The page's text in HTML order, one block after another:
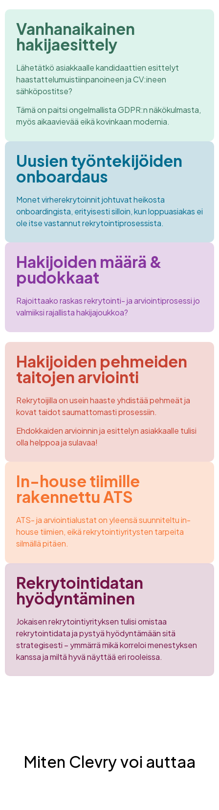
Vanhanaikainen
hakijaesittely
Lähetätkö asiakkaalle kandidaattien esittelyt
haastattelumuistiinpanoineen ja CV:ineen
sähköpostitse?
Tämä on paitsi ongelmallista GDPR:n näkökulmasta,
myös aikaavievää eikä kovinkaan modernia.​
Uusien työntekijöiden
onboardaus
Monet virherekrytoinnit johtuvat heikosta
onboardingista, erityisesti silloin, kun loppuasiakas ei
ole itse vastannut rekrytointiprosessista.
Hakijoiden määrä &
pudokkaat
Rajoittaako raskas rekrytointi- ja arviointiprosessi jo
valmiiksi ​rajallista hakijajoukkoa?
Hakijoiden pehmeiden
taitojen arviointi
Rekrytoijilla on usein haaste yhdistää pehmeät ja
kovat taidot saumattomasti prosessiin.
Ehdokkaiden arvioinnin ja esittelyn asiakkaalle tulisi
olla helppoa ja sulavaa!
In-house tiimille
rakennettu ATS
ATS- ja arviointialustat on yleensä suunniteltu in-
house tiimien, eikä rekrytointiyritysten tarpeita
silmällä pitäen.
Rekrytointidatan
hyödyntäminen
Jokaisen rekrytointiyrityksen tulisi omistaa ​
rekrytointidata ja pystyä hyödyntämään sitä
strategisesti – ymmärrä mikä korreloi menestyksen
kanssa ja miltä hyvä näyttää eri rooleissa.
Miten Clevry voi auttaa